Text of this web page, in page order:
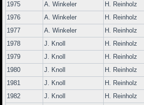
1975
A. Winkeler H. Reinholz
1976
A. Winkeler H. Reinholz
1977
A. Winkeler H. Reinholz
1978
J. Knoll H. Reinholz
1979
J. Knoll H. Reinholz
1980
J. Knoll H. Reinholz
1981
J. Knoll H. Reinholz
1982
J. Knoll H. Reinholz